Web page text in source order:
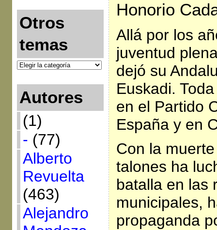
Otros
temas
Autores
(1)
- (77)
Alberto
Revuelta
(463)
Alejandro
Honorio
Allá por los
juventud
dejó su
Euskadi.
en el Partido
España y en
Con la
talones ha
batalla en las
municipales,
propaganda